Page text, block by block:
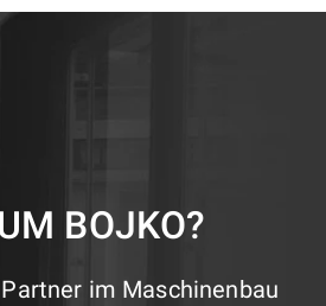
BOJKO?
im Maschinenbau